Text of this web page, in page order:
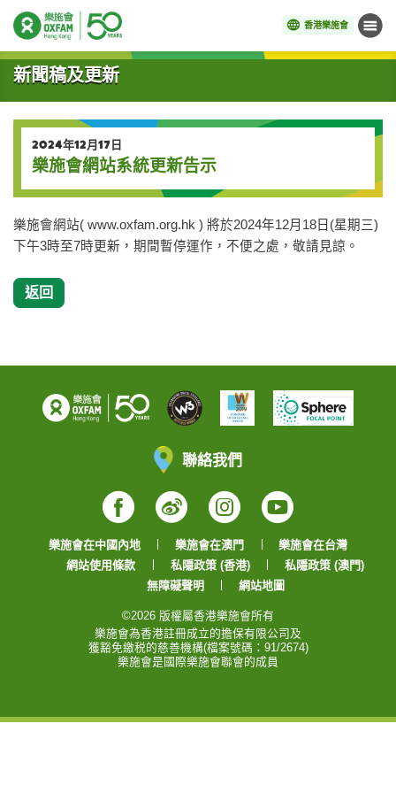
香港樂施會 目錄
開始主要內容
新聞稿及更新
2024年12月17日
樂施會網站系統更新告示
樂施會網站( www.oxfam.org.hk ) 將於2024年12月18日(星期三)
下午3時至7時更新，期間暫停運作，不便之處，敬請見諒。
返回
聯絡我們
Facebook
WeiboInstagram
YouTube
樂施會在中國內地 樂施會在澳門
樂施會在台灣
網站使用條款
私隱政策 (香港)
私隱政策 (澳門)
無障礙聲明
網站地圖
©2026 版權屬香港樂施會所有
樂施會為香港註冊成立的擔保有限公司及
獲豁免繳税的慈善機構(檔案號碼：91/2674)
樂施會是國際樂施會聯會的成員